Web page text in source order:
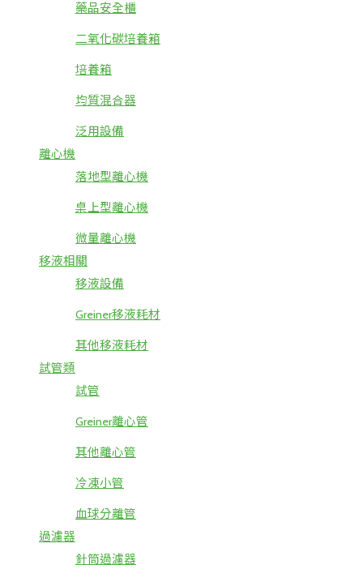
藥品安全櫃
二氧化碳培養箱
培養箱
均質混合器
泛用設備
離心機
落地型離心機
桌上型離心機
微量離心機
移液相關
移液設備
Greiner移液耗材
其他移液耗材
試管類
試管
Greiner離心管
其他離心管
冷凍小管
血球分離管
過濾器
針筒過濾器